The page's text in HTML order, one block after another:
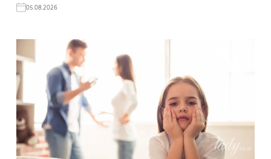
05.08.2026